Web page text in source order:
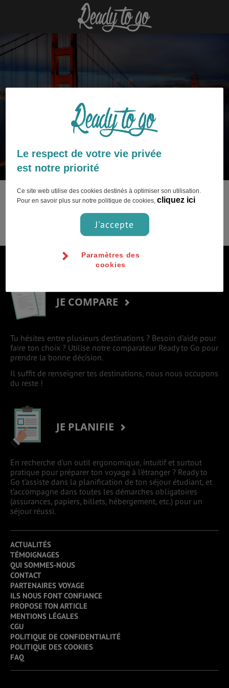
articles
Ce contenu n’est pas encore disponible.
S'inscrire à la newsletter
JE COMPARE
Tu hésites entre plusieurs destinations ? Besoin d’aide pour
faire ton choix ? Utilise notre comparateur Ready to Go pour
prendre la bonne décision.
Il suffit de renseigner tes destinations, nous nous occupons
du reste !
JE PLANIFIE
En recherche d’un outil ergonomique, intuitif et surtout
pratique pour préparer ton voyage à l’étranger ? Ready to
Go t’assiste dans la planification de ton séjour étudiant, et
t’accompagne dans toutes les démarches obligatoires
(assurances, papiers, billets, hébergement, etc.) pour un
séjour réussi.
ACTUALITÉS
TÉMOIGNAGES
QUI SOMMES-NOUS
CONTACT
PARTENAIRES VOYAGE
ILS NOUS FONT CONFIANCE
PROPOSE TON ARTICLE
MENTIONS LÉGALES
CGU
POLITIQUE DE CONFIDENTIALITÉ
POLITIQUE DES COOKIES
FAQ
Le respect de votre vie privée
est notre priorité
Ce site web utilise des cookies destinés à optimiser son utilisation.
Pour en savoir plus sur notre politique de cookies,cliquez ici
J'accepte
Paramètres des
cookies